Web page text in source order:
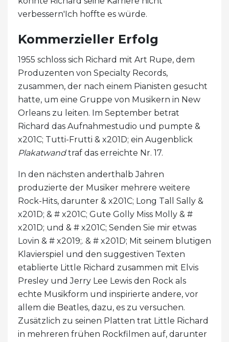
verbessern'Ich hoffte es würde.
Kommerzieller Erfolg
1955 schloss sich Richard mit Art Rupe, dem
Produzenten von Specialty Records,
zusammen, der nach einem Pianisten gesucht
hatte, um eine Gruppe von Musikern in New
Orleans zu leiten. Im September betrat
Richard das Aufnahmestudio und pumpte &
x201C; Tutti-Frutti & x201D; ein Augenblick
Plakatwandtraf das erreichte Nr. 17.
In den nächsten anderthalb Jahren
produzierte der Musiker mehrere weitere
Rock-Hits, darunter & x201C; Long Tall Sally &
x201D; & # x201C; Gute Golly Miss Molly & #
x201D; und & # x201C; Senden Sie mir etwas
Lovin & # x2019;. & # x201D; Mit seinem blutigen
Klavierspiel und den suggestiven Texten
etablierte Little Richard zusammen mit Elvis
Presley und Jerry Lee Lewis den Rock als
echte Musikform und inspirierte andere, vor
allem die Beatles, dazu, es zu versuchen.
Zusätzlich zu seinen Platten trat Little Richard
in mehreren frühen Rockfilmen auf, darunter